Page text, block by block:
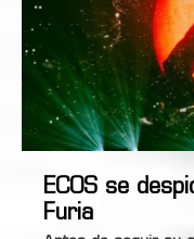
ECOS se
Furia